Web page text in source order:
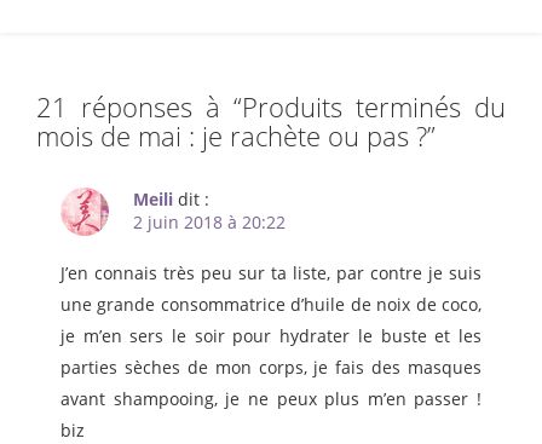
21 réponses à “Produits terminés du
mois de mai : je rachète ou pas ?”
Meili dit :
2 juin 2018 à 20:22
J’en connais très peu sur ta liste, par contre je suis
une grande consommatrice d’huile de noix de coco,
je m’en sers le soir pour hydrater le buste et les
parties sèches de mon corps, je fais des masques
avant shampooing, je ne peux plus m’en passer !
biz